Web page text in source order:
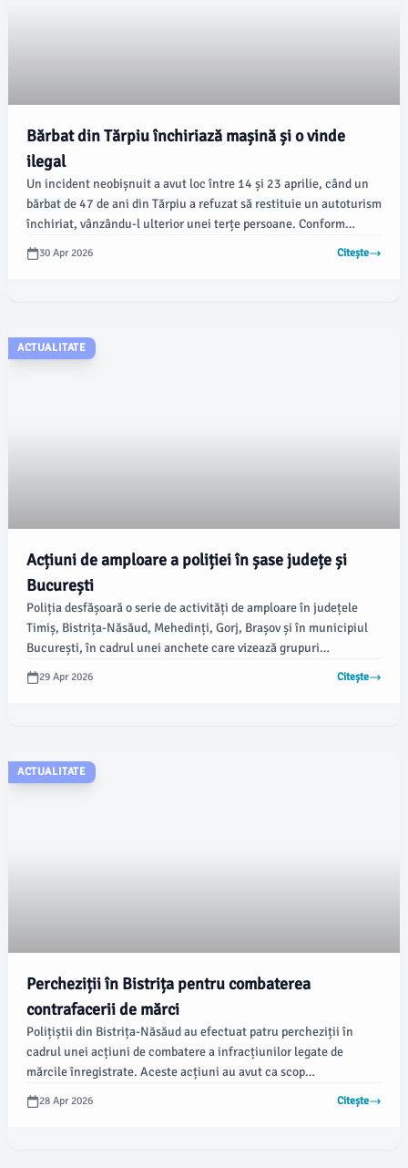
Bărbat din Tărpiu închiriază mașină și o vinde
ilegal
Un incident neobișnuit a avut loc între 14 și 23 aprilie, când un
bărbat de 47 de ani din Tărpiu a refuzat să restituie un autoturism
închiriat, vânzându-l ulterior unei terțe persoane. Conform
informațiilor oferite de Poliție, bărbatul a acționat împreună cu
un complice, ceea ce a dus la comiterea unei infracțiuni de abuz
30 Apr 2026 Citește
ACTUALITATE
Acțiuni de amploare a poliției în șase județe și
București
Poliția desfășoară o serie de activități de amploare în județele
Timiș, Bistrița-Năsăud, Mehedinți, Gorj, Brașov și în municipiul
București, în cadrul unei anchete care vizează grupuri
infracționale. Conform informațiilor disponibile, cercetările se
axează pe infracțiuni de constituire a unui grup infracțional
29 Apr 2026 Citește
ACTUALITATE
Percheziții în Bistrița pentru combaterea
contrafacerii de mărci
Polițiștii din Bistrița-Năsăud au efectuat patru percheziții în
cadrul unei acțiuni de combatere a infracțiunilor legate de
mărcile înregistrate. Aceste acțiuni au avut ca scop
documentarea infracțiunii de punerea în circulație a unor
produse ce poartă mărci identice sau similare cu mărci oficiale,
28 Apr 2026 Citește